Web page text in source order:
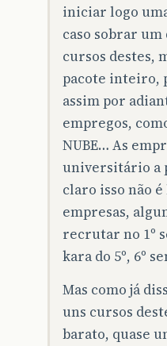
iniciar logo
caso sobrar
cursos destes,
pacote inteiro,
assim por
empregos,
NUBE… As
universitário a
claro isso não
empresas,
recrutar no 1º
kara do 5º, 6º
Mas como já
uns cursos
barato, quase